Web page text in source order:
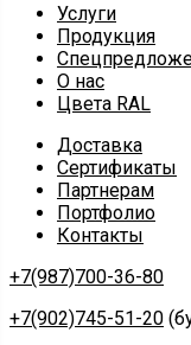
Услуги
Продукция
О нас
Цвета RAL
Доставка
Сертификаты
Партнерам
Портфолио
Контакты
+7(987)700-36-80
+7(902)745-51-20